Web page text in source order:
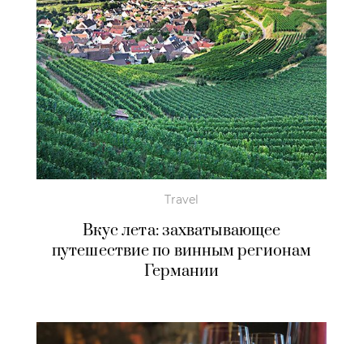
Travel
Вкус лета: захватывающее
путешествие по винным регионам
Германии